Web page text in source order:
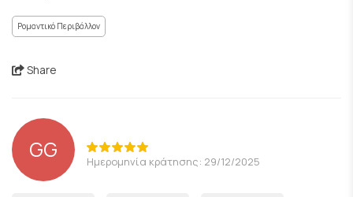
Ρομαντικό Περιβάλλον
Share
GG Ημερομηνία κράτησης: 29/12/2025